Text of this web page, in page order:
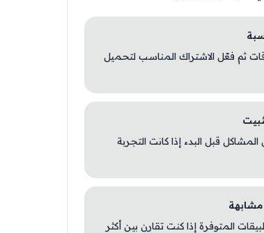
ثم فعّل الاشتراك المناسب لتحميل
المشاكل قبل البدء إذا كانت التجربة
المتوفرة إذا كنت تقارن بين أكثر